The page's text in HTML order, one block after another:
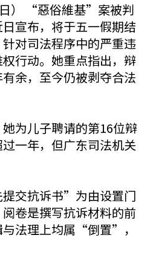
日） “惡俗維基”案被判
宣布，将于五一假期结
对司法程序中的严重违
行动。她重点指出，辩
余，至今仍被剥夺合法
为儿子聘请的第16位辩
一年，但广东司法机关
交抗诉书”为由设置门
卷是撰写抗诉材料的前
法理上均属“倒置”，